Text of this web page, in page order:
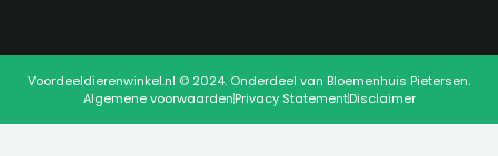
Voordeeldierenwinkel.nl © 2024. Onderdeel van Bloemenhuis Pietersen.
Algemene voorwaardenPrivacy StatementDisclaimer